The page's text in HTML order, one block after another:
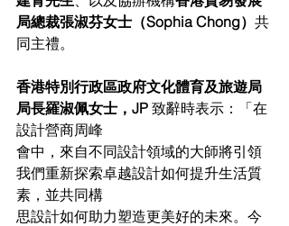
局總裁張淑芬女士（Sophia Chong） 共
同主禮。
香港特別行政區政府文化體育及旅遊局
局長羅淑佩女士，JP 致辭時表示：「在
設計營商周峰
會中，來自不同設計領域的大師將引領
我們重新探索卓越設計如何提升生活質
素，並共同構
思設計如何助力塑造更美好的未來。今